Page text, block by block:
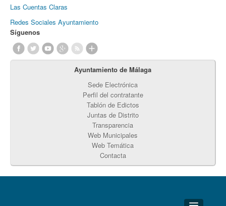
Las Cuentas Claras
Redes Sociales Ayuntamiento
Síguenos
Ayuntamiento de Málaga
Sede Electrónica
Perfil del contratante
Tablón de Edictos
Juntas de Distrito
Transparencia
Web Municipales
Web Temática
Contacta